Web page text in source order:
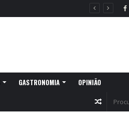
GASTRONOMIA OPINIÃO
Random